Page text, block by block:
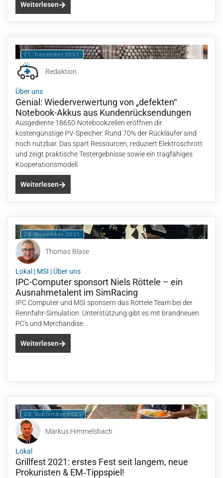
Weiterlesen
21. Dezember 2021
Redaktion
Über uns
Genial: Wiederverwertung von „defekten“
Notebook-Akkus aus Kundenrücksendungen
Ausgediente 18650-Notebookzellen eröffnen dir
kostengünstige PV-Speicher: Rund 70% der Rückläufer sind
noch nutzbar. Das spart Ressourcen, reduziert Elektroschrott
und zeigt praktische Testergebnisse sowie ein tragfähiges
Kooperationsmodell.
Weiterlesen
29. November 2021
Thomas Blase
Lokal | MSI | Über uns
IPC-Computer sponsort Niels Röttele – ein
Ausnahmetalent im SimRacing
IPC Computer und MSI sponsern das Röttele Team bei der
Rennfahr-Simulation. Unterstützung gibt es mit brandneuen
PC's und Merchandise.
Weiterlesen
23. September 2021
Markus Himmelsbach
Lokal
Grillfest 2021: erstes Fest seit langem, neue
Prokuristen & EM‑Tippspiel!